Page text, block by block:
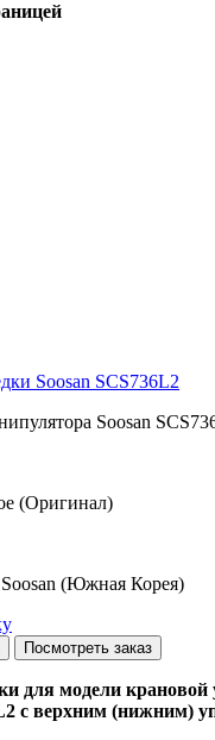
Soosan
(Оригинал)
(Южная Корея)
для модели
с верхним (нижним)